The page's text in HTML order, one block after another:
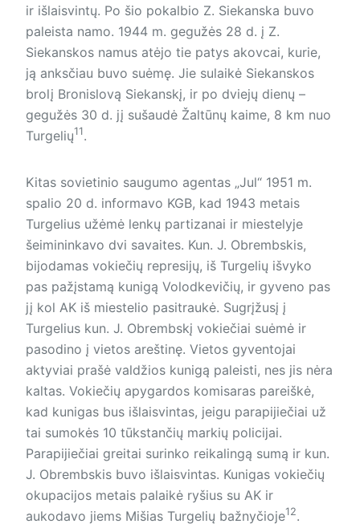
ir išlaisvintų. Po šio pokalbio Z. Siekanska buvo
paleista namo. 1944 m. gegužės 28 d. į Z.
Siekanskos namus atėjo tie patys akovcai, kurie,
ją anksčiau buvo suėmę. Jie sulaikė Siekanskos
brolį Bronislovą Siekan­skį, ir po dviejų dienų –
gegužės 30 d. jį sušaudė Žaltūnų kaime, 8 km nuo
Turgelių11.
Kitas sovietinio saugumo agentas „Jul“ 1951 m.
spalio 20 d. informavo KGB, kad 1943 metais
Turgelius užėmė lenkų partizanai ir miestelyje
šeimininkavo dvi savaites. Kun. J. Ob­rembskis,
bijodamas vokiečių represijų, iš Turgelių išvyko
pas pažįstamą kunigą Volodkevičių, ir gyveno pas
jį kol AK iš miestelio pasitraukė. Sugrįžusį į
Turgelius kun. J. Obrembskį vokiečiai suėmė ir
pasodino į vietos areštinę. Vietos gyventojai
aktyviai prašė valdžios kunigą paleisti, nes jis nėra
kaltas. Vokiečių apygardos komisaras pareiškė,
kad kunigas bus išlaisvintas, jeigu parapijiečiai už
tai sumokės 10 tūkstančių markių policijai.
Parapijiečiai greitai surinko reikalingą sumą ir kun.
J. Obrembskis buvo išlaisvintas. Kunigas vokiečių
okupacijos metais palaikė ryšius su AK ir
aukodavo jiems Mišias Turgelių bažnyčioje12.